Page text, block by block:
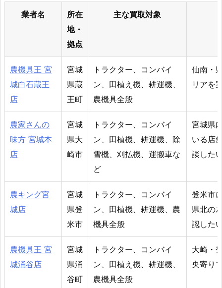
業者名
所在
地・
拠点
主な買取対象
農機具王 宮
城白石蔵王
店
宮城
県蔵
王町
トラクター、コンバイ
ン、田植え機、耕運機、
農機具全般
仙南・
リアを
農家さんの
味方 宮城本
店
宮城
県大
崎市
トラクター、コンバイ
ン、田植機、耕運機、除
雪機、刈払機、運搬車な
ど
宮城県
いる店
談した
農キング宮
城店
宮城
県登
米市
トラクター、コンバイ
ン、田植機、耕運機、農
機具全般
登米市
県北の
認した
農機具王 宮
城涌谷店
宮城
県涌
谷町
トラクター、コンバイ
ン、田植え機、耕運機、
農機具全般
大崎・
央寄り